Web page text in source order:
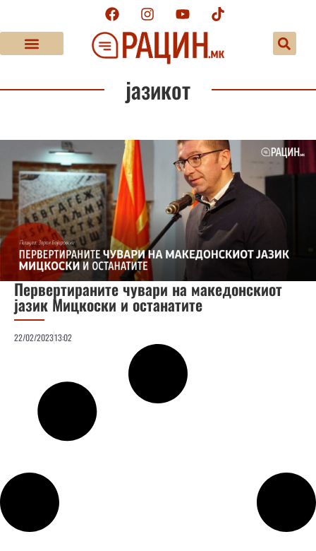
јазикот
Первертираните чувари на македонскиот
јазик Мицкоски и останатите
22/02/202313:02